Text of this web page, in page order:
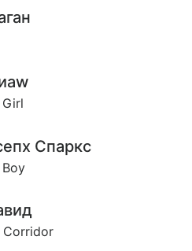
Спаркс
Corridor